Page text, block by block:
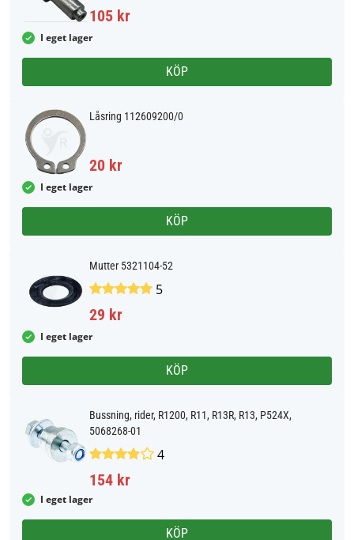
105 kr
I eget lager
KÖP
Låsring 112609200/0
20 kr
I eget lager
KÖP
Mutter 5321104-52
5
29 kr
I eget lager
KÖP
Bussning, rider, R1200, R11, R13R, R13, P524X,
5068268-01
4
154 kr
I eget lager
KÖP